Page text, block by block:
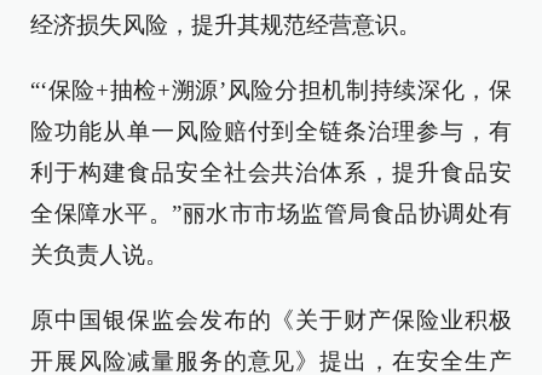
经济损失风险，提升其规范经营意识。
“‘保险+抽检+溯源’风险分担机制持续深化，保
险功能从单一风险赔付到全链条治理参与，有
利于构建食品安全社会共治体系，提升食品安
全保障水平。”丽水市市场监管局食品协调处有
关负责人说。
原中国银保监会发布的《关于财产保险业积极
开展风险减量服务的意见》提出，在安全生产